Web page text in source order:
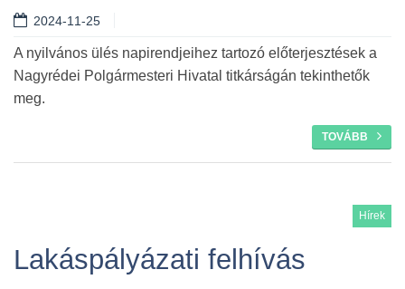
2024-11-25
A nyilvános ülés napirendjeihez tartozó előterjesztések a
Nagyrédei Polgármesteri Hivatal titkárságán tekinthetők
meg.
TOVÁBB
Hírek
Lakáspályázati felhívás